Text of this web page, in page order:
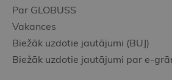
Par GLOBUSS
Vakances
Biežāk uzdotie jautājumi (BUJ)
Biežāk uzdotie jautājumi par e-